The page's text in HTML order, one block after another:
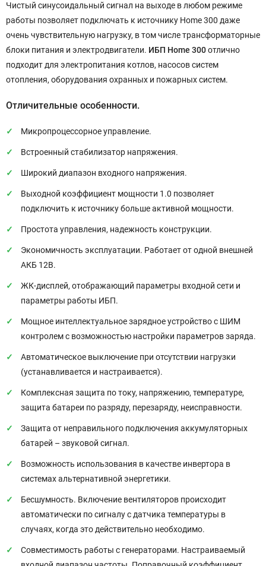
Чистый синусоидальный сигнал на выходе в любом режиме
работы позволяет подключать к источнику Home 300 даже
очень чувствительную нагрузку, в том числе трансформаторные
блоки питания и электродвигатели. ИБП Home 300отлично
подходит для электропитания котлов, насосов систем
отопления, оборудования охранных и пожарных систем.
Отличительные особенности.
Микропроцессорное управление.
Встроенный стабилизатор напряжения.
Широкий диапазон входного напряжения.
Выходной коэффициент мощности 1.0 позволяет
подключить к источнику больше активной мощности.
Простота управления, надежность конструкции.
Экономичность эксплуатации. Работает от одной внешней
АКБ 12В.
ЖК-дисплей, отображающий параметры входной сети и
параметры работы ИБП.
Мощное интеллектуальное зарядное устройство с ШИМ
контролем с возможностью настройки параметров заряда.
Автоматическое выключение при отсутствии нагрузки
(устанавливается и настраивается).
Комплексная защита по току, напряжению, температуре,
защита батареи по разряду, перезаряду, неисправности.
Защита от неправильного подключения аккумуляторных
батарей – звуковой сигнал.
Возможность использования в качестве инвертора в
системах альтернативной энергетики.
Бесшумность. Включение вентиляторов происходит
автоматически по сигналу с датчика температуры в
случаях, когда это действительно необходимо.
Совместимость работы с генераторами. Настраиваемый